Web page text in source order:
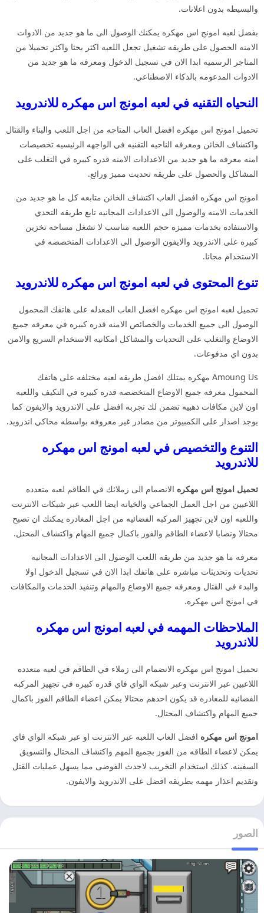
والبسيطه بدون اعلانات.
بفضل لعبه امونج اس مهكره يمكنك الوصول الى ما هو جديد من الادوات
الامنه الحصول على طريقه تشغيل تجعل اللعبه اكثر بحثا واكثر تحميلا من
المتاجر الرسميه ابدا الان في تسجيل الدخول ومعرفه ما هو جديد من
الادوات المدعومه بالذكاء الاصطناعي.
النحياه التقنيه في لعبه امونج اس مهكره للاندرويد
تحميل امونج اس مهكره افضل العاب المتاحه من اجل اللعب والبناء والقتال
واكتشاف الخائن ومعرفه الناحيه التقنيه في الواجهه الرئيسيه تخصيصات
امنه معرفه ما هو جديد من الاعدادات الامنه قدره كبيره في التغلب على
المشاكل والحصول على طريقه تحديث مميز ورائع.
امونج اس مهكره افضل العاب اكتشاف الخائن متابعه كل ما هو جديد من
الخدمات الامنه والوصول الى الاعدادات المجانيه تابع طريقه التحدي
والاستفاده بخدمات مميزه حجم اللعبه مناسب لا تشغل مساحه تخزين
كبيره على الاندرويد والايفون الوصول الى الاعدادات المتخصصه في
الاستخدام مجانا.
تنوع المحتوى في لعبه امونج اس مهكره للاندرويد
تحميل لعبه امونج اس مهكره افضل العاب المعدله على هاتفك المحمول
الوصول الى جميع الخدمات والخصائص الامنه قدره كبيره في معرفه جميع
الاوضاع والتغلب على التحديات والمشاكل امكانيه الاستخدام السريع والامن
بدون اي مدفوعات.
Amoung Us مهكره يمتلك افضل طريقه لعبه مختلفه على هاتفك
المحمول معرفه جميع الاوضاع المتخصصه قدره كبيره في التكيف واللعبه
اون لاين مكافات ذهبيه تضمن لك تجربه افضل على الاندرويد والايفون كما
يوجد اصدار على الكمبيوتر من مصادر غير معروفه بواسطه محاكي اندرويد.
التنوع والتخصيص في لعبه امونج اس مهكره
للاندرويد
تحميل امونج اس مهكره الانضمام الى زملائك في الطاقم لعبه متعدده
اللاعبين من اجل العمل الجماعي والخيانه ايضا اللعب عبر شبكات الانترنت
واللعبه اون لاين تجهيز المركبه الفضائيه من اجل المغادره يمكنك ان تصبح
محتالا ونصابا لاعضاء الطاقم والفوز باكمال جميع المهام واكتشاف المحتل.
معرفه ما هو جديد من طريقه اللعب الوصول الى الاعدادات المجانيه
تحديات وتحديثات مباشره على هاتفك ابدا الان في تسجيل الدخول اولا
والبدء في القتال ومعرفه جميع الاوضاع والمهام وتنفيذ الخدمات والمكافات
في امونج اس مهكره.
الملاحظات المهمه في لعبه امونج اس مهكره
للاندرويد
تحميل امونج اس مهكره الانضمام الى زملاء في الطاقم في لعبه متعدده
اللاعبين عبر الانترنت وعبر شبكه الواي فاي قدره كبيره في تجهيز المركبه
الفضائيه للمغادره قد يكون احدهم محتالا يمكن اعضاء الطاقم الفوز باكمال
جميع المهام واكتشاف المحتال.
امونج اس مهكره افضل العاب اللعبه عبر الانترنت او عبر شبكه الواي فاي
يمكن لاعضاء الطاقه من الفوز بجميع المهم واكتشاف المحتال والتسويق
السفينه. كذلك استخدام التخريب لاحدث الفوضى مما يسهل عمليات القتل
وتقديم اعذار مهمه بطريقه افضل على الاندرويد والايفون.
الصور